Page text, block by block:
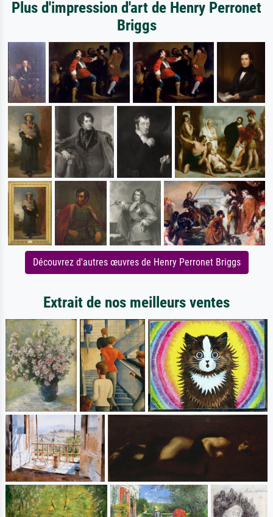
Plus d'impression d'art de Henry Perronet
Briggs
Découvrez d'autres œuvres de Henry Perronet Briggs
Extrait de nos meilleurs ventes